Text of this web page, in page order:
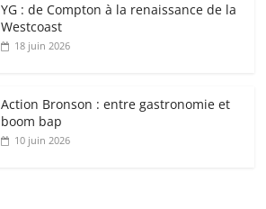
YG : de Compton à la renaissance de la
Westcoast
18 juin 2026
Action Bronson : entre gastronomie et
boom bap
10 juin 2026